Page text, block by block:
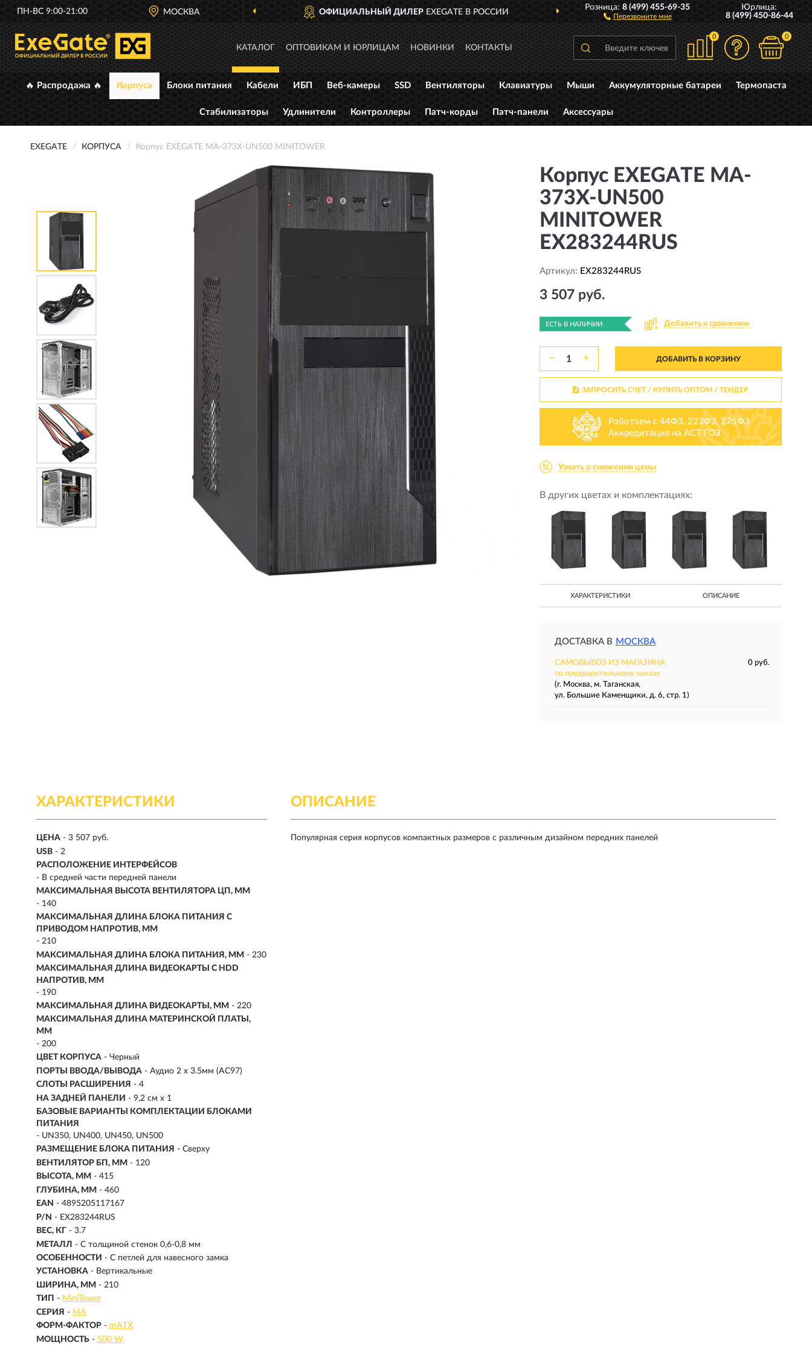
ПН-ВС 9:00-21:00 МОСКВА ОФИЦИАЛЬНЫЙ ДИЛЕРEXEGATE В РОССИИ ДОСТАВИМ ПО ВСЕЙ РОССИИ
Розница:8 (499) 455-69-35
Перезвоните мне
Юрлица:
8 (499) 450-86-44
КАТАЛОГ ОПТОВИКАМ И ЮРЛИЦАМ НОВИНКИ КОНТАКТЫ
0 0
🔥 Распродажа 🔥 Корпуса Блоки питания Кабели ИБП Веб-камеры SSD Вентиляторы Клавиатуры Мыши Аккумуляторные батареи Термопаста
Стабилизаторы Удлинители Контроллеры Патч-корды Патч-панели Аксессуары
EXEGATE КОРПУСА Корпус EXEGATE MA-373X-UN500 MINITOWER
Корпус EXEGATE MA-
373X-UN500
MINITOWER
EX283244RUS
Артикул: EX283244RUS
3 507 руб.
ЕСТЬ В НАЛИЧИИ Добавить к сравнению
− + ДОБАВИТЬ В КОРЗИНУ
ЗАПРОСИТЬ СЧЕТ / КУПИТЬ ОПТОМ/ ТЕНДЕР
Работаем с 44ФЗ, 223ФЗ, 275ФЗ
Аккредитация на АСТ ГОЗ
Узнать о снижении цены
В других цветах и комплектациях:
ХАРАКТЕРИСТИКИ ОПИСАНИЕ
ДОСТАВКА В МОСКВА
САМОВЫВОЗ ИЗ МАГАЗИНА
0 руб.
по предварительному заказу
(г. Москва, м. Таганская,
ул. Большие Каменщики, д. 6, стр. 1)
ХАРАКТЕРИСТИКИ
ЦЕНА - 3 507 руб.
USB - 2
РАСПОЛОЖЕНИЕ ИНТЕРФЕЙСОВ
- В средней части передней панели
МАКСИМАЛЬНАЯ ВЫСОТА ВЕНТИЛЯТОРА ЦП, ММ
- 140
МАКСИМАЛЬНАЯ ДЛИНА БЛОКА ПИТАНИЯ С
ПРИВОДОМ НАПРОТИВ, ММ
- 210
МАКСИМАЛЬНАЯ ДЛИНА БЛОКА ПИТАНИЯ, ММ - 230
МАКСИМАЛЬНАЯ ДЛИНА ВИДЕОКАРТЫ С HDD
НАПРОТИВ, ММ
- 190
МАКСИМАЛЬНАЯ ДЛИНА ВИДЕОКАРТЫ, ММ - 220
МАКСИМАЛЬНАЯ ДЛИНА МАТЕРИНСКОЙ ПЛАТЫ,
ММ
- 200
ЦВЕТ КОРПУСА - Черный
ПОРТЫ ВВОДА/ВЫВОДА - Аудио 2 x 3.5мм (AC97)
СЛОТЫ РАСШИРЕНИЯ - 4
НА ЗАДНЕЙ ПАНЕЛИ - 9,2 см x 1
БАЗОВЫЕ ВАРИАНТЫ КОМПЛЕКТАЦИИ БЛОКАМИ
ПИТАНИЯ
- UN350, UN400, UN450, UN500
РАЗМЕЩЕНИЕ БЛОКА ПИТАНИЯ - Сверху
ВЕНТИЛЯТОР БП, ММ - 120
ВЫСОТА, ММ - 415
ГЛУБИНА, ММ - 460
EAN - 4895205117167
P/N - EX283244RUS
ВЕС, КГ - 3.7
МЕТАЛЛ - С толщиной стенок 0,6-0,8 мм
ОСОБЕННОСТИ - С петлей для навесного замка
УСТАНОВКА - Вертикальные
ШИРИНА, ММ - 210
ТИП - MiniTower
СЕРИЯ - MA
ФОРМ-ФАКТОР - mATX
МОЩНОСТЬ - 500 W
ОПИСАНИЕ
Популярная серия корпусов компактных размеров с различным дизайном передних панелей